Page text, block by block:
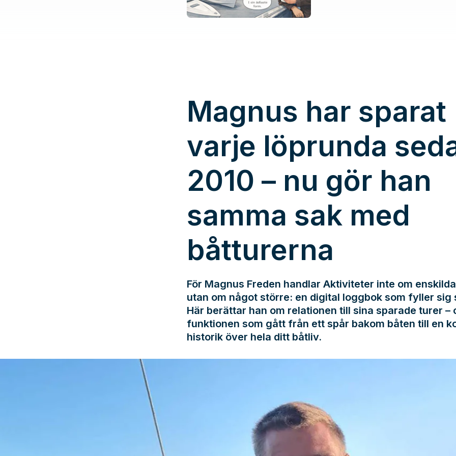
Magnus har sparat
varje löprunda
2010 – nu gör han
samma sak med
båtturerna
För Magnus Freden handlar Aktiviteter inte om
utan om något större: en digital loggbok som fyller sig
Här berättar han om relationen till sina sparade turer –
funktionen som gått från ett spår bakom båten till en
historik över hela ditt båtliv.